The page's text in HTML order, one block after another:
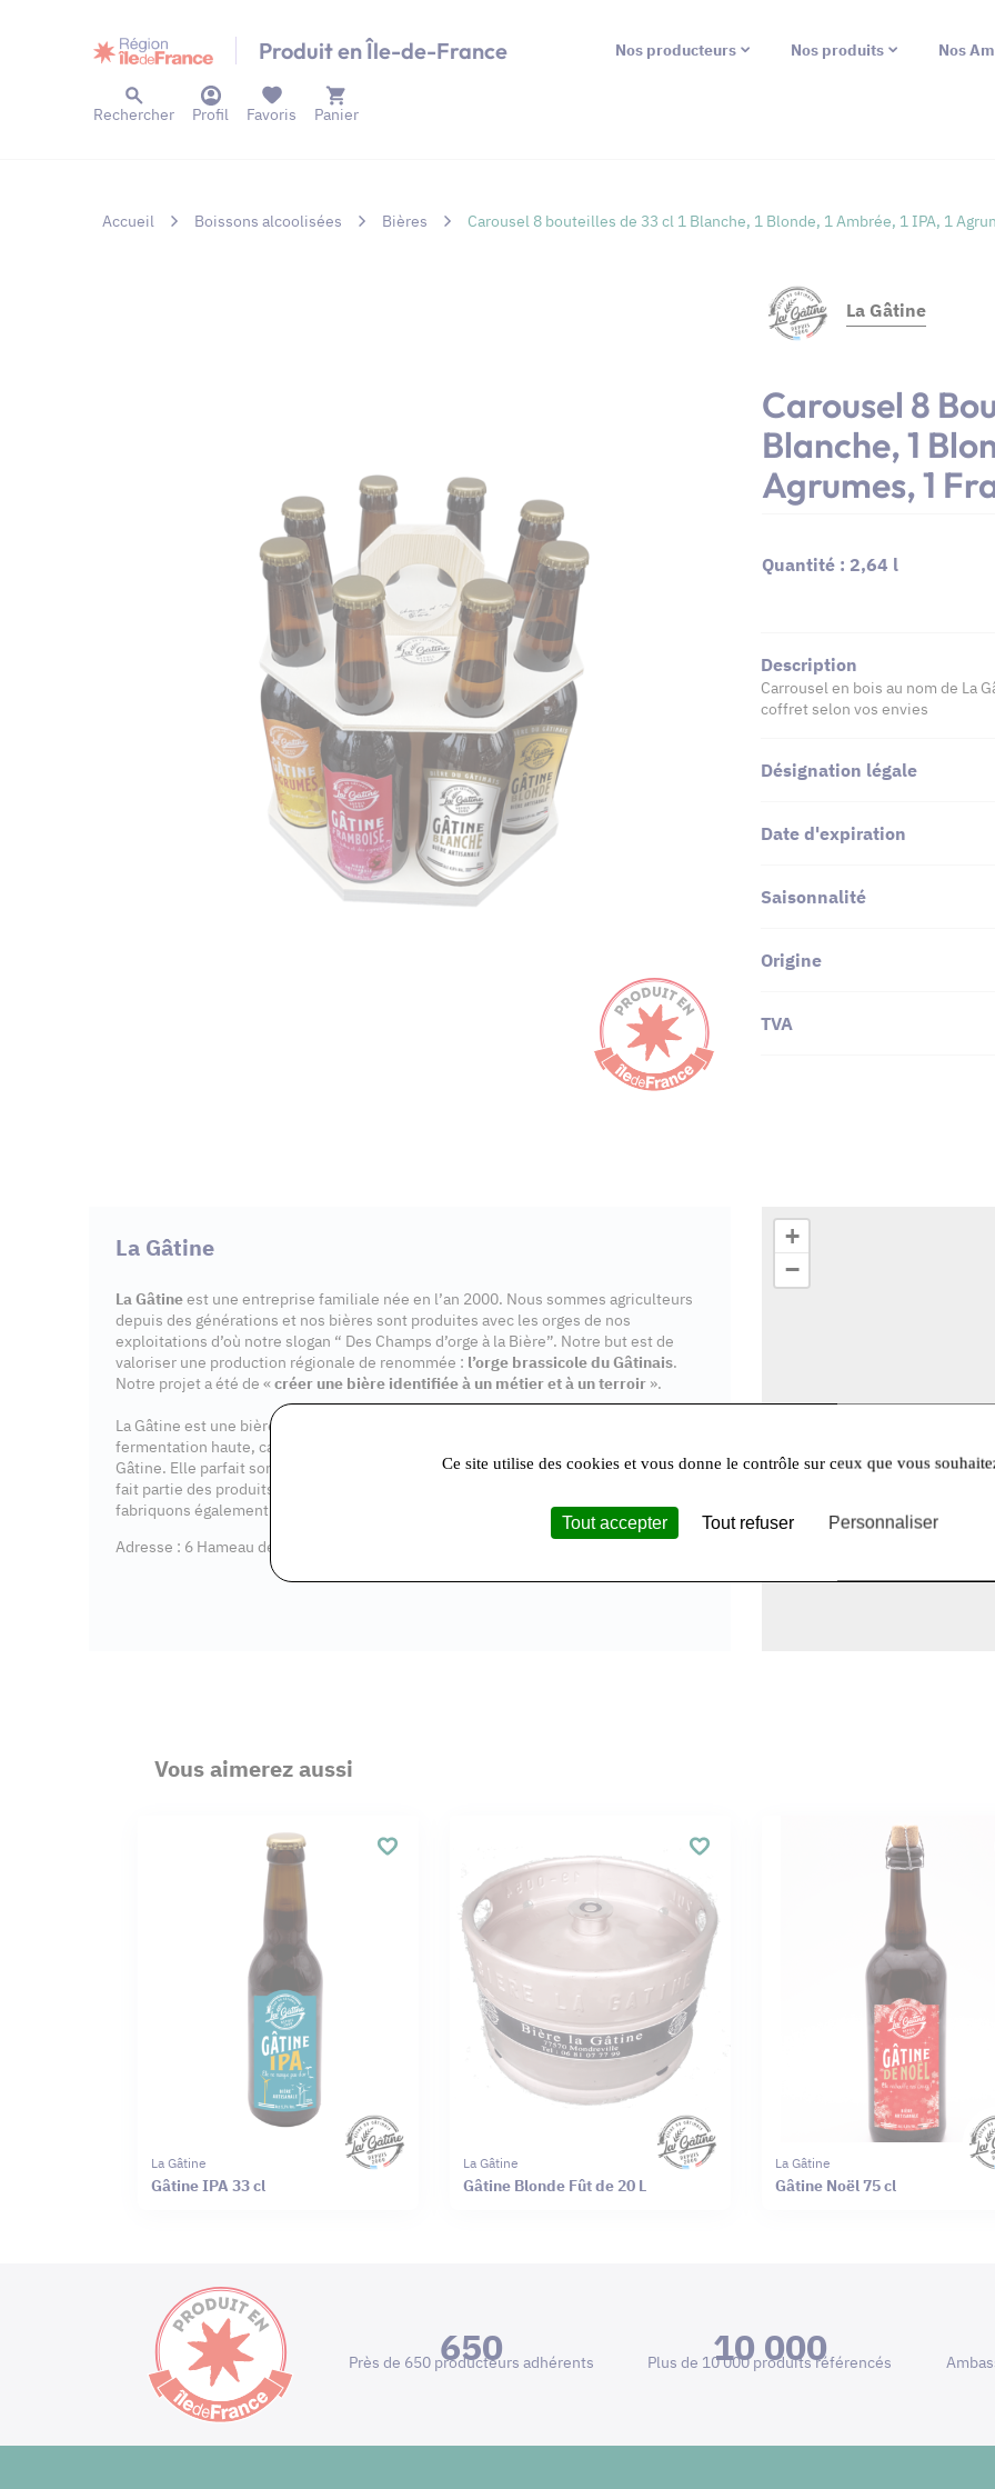
Produit en Île-de-France Nos producteurs Nos produits Nos
Rechercher Profil Panier
Favoris
Accueil Boissons alcoolisées Bières Carousel 8 bouteilles de 33 cl 1 Blanche, 1 Blonde, 1 Ambrée, 1 IPA, 1
La Gâtine
Carousel 8
Blanche, 1
Agrumes, 1
Quantité : 2,64 l
Description
Carrousel en bois au nom de La
coffret selon vos envies
Désignation légale
Date d'expiration
Saisonnalité
Origine
TVA
La Gâtine
La Gâtineest une entreprise familiale née en l’an 2000. Nous sommes agriculteurs
depuis des générations et nos bières sont produites avec les orges de nos
exploitations d’où notre slogan “ Des Champs d’orge à la Bière”. Notre but est de
valoriser une production régionale de renommée : l’orge brassicole du Gâtinais.
Notre projet a été de «créer une bière identifiée à un métier et à un terroir ».
La Gâtine est une bière artisanale, riche en malt, non filtrée, non pasteurisée. La
fermentation haute, caractéristique du brassage à l’ancienne, libère les arômes de la
Gâtine. Elle parfait son bouquet grâce à la refermentation en bouteille. Notre bière
fait partie des produits du terroir de SEINE ET MARNE. Avec notre bière nous
fabriquons également du vinaigre de bière.
Adresse : 6 Hameau de Pilvernier, 77570 Gironville
+
−
Vous aimerez aussi
La Gâtine
Gâtine IPA 33 cl
La Gâtine
Gâtine Blonde Fût de 20 L
La Gâtine
Gâtine Noël 75 cl
650
Près de 650 producteurs adhérents 10 000
Plus de 10 000 produits référencés
Ce site utilise des cookies et vous donne le contrôle sur ceux que vous
Tout accepter Tout refuser Personnaliser